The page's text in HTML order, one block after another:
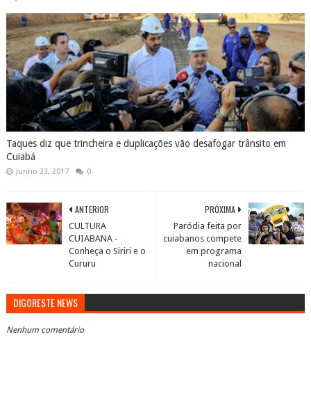
Taques diz que trincheira e duplicações vão desafogar trânsito em
Cuiabá
Junho 23, 2017 0
PRÓXIMA
Paródia feita por
cuiabanos compete
em programa
nacional
ANTERIOR
CULTURA
CUIABANA -
Conheça o Siriri e o
Cururu
DIGORESTE NEWS
Nenhum comentário